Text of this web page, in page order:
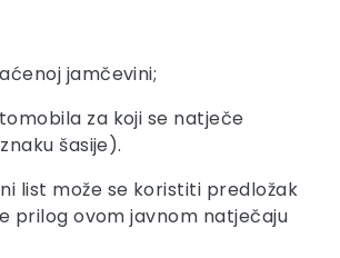
jamčevini;
za koji se natječe
šasije).
list može se koristiti predložak
prilog ovom javnom natječaju